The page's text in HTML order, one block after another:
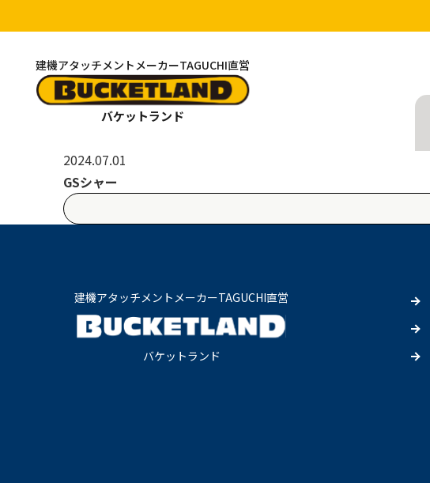
建機アタッチメントメーカーTAGUCHI直営
バケットランド
2024.07.01
GSシャー
建機アタッチメントメーカーTAGUCHI直営
バケットランド